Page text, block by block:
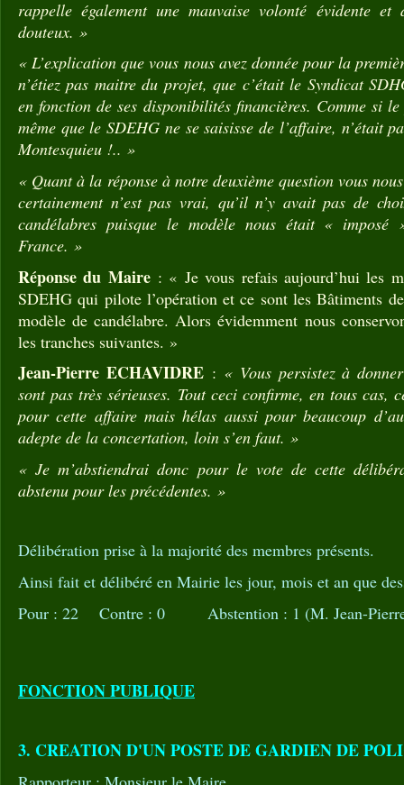
rappelle également une mauvaise volonté évidente et
douteux. »
« L’explication que vous nous avez donnée pour la
n’étiez pas maitre du projet, que c’était le Syndicat
en fonction de ses disponibilités financières. Comme si
même que le SDEHG ne se saisisse de l’affaire, n’était
Montesquieu !.. »
« Quant à la réponse à notre deuxième question vous
certainement n’est pas vrai, qu’il n’y avait pas de
candélabres puisque le modèle nous était «
France. »
Réponse du Maire: « Je vous refais aujourd’hui les
SDEHG qui pilote l’opération et ce sont les Bâtiments
modèle de candélabre. Alors évidemment nous
les tranches suivantes. »
Jean-Pierre ECHAVIDRE: « Vous persistez à
sont pas très sérieuses. Tout ceci confirme, en tous cas,
pour cette affaire mais hélas aussi pour beaucoup
adepte de la concertation, loin s’en faut. »
« Je m’abstiendrai donc pour le vote de cette
abstenu pour les précédentes. »
Délibération prise à la majorité des membres présents.
Ainsi fait et délibéré en Mairie les jour, mois et an que
Pour : 22 Contre : 0 Abstention : 1 (M. Jean-
FONCTION PUBLIQUE
3. CREATION D'UN POSTE DE GARDIEN DE